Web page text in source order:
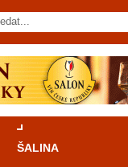
ŠALINA